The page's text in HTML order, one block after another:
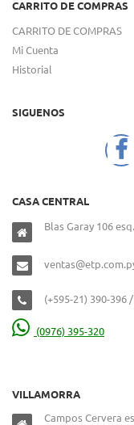
CARRITO DE COMPRAS
CARRITO DE COMPRAS
Mi Cuenta
Historial
SIGUENOS
CASA CENTRAL
Blas Garay 106
(+595-21) 390-396
(0976) 395-320
VILLAMORRA
Campos Cervera